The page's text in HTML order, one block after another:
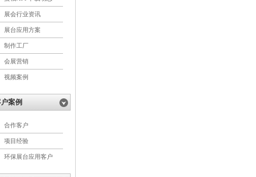
展会行业资讯
展台应用方案
制作工厂
会展营销
视频案例
案例
合作客户
项目经验
环保展台应用客户